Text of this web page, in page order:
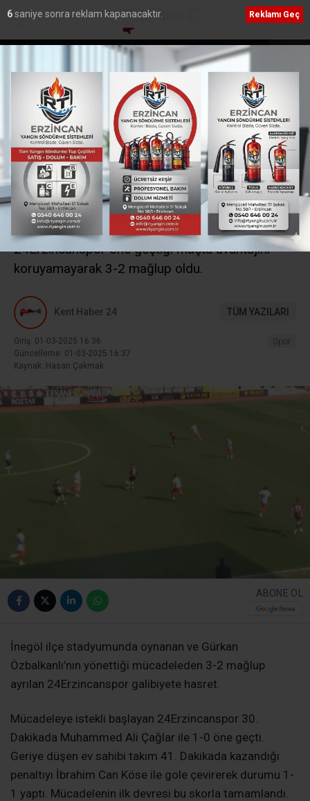
Erzincan’a Özel Eğitimde Dev Yatırım:
Eğitim Meslek Okulu İçin İmzalar Atıldı”
Ana Sayfa›Spor
24Erzincanspor
deplasmandan eli boş
döndü
TFF 2. Lig Beyaz gurup 24. Hafta
mücadelesinde İnegöl spora konuk olan
24Erzincanspor öne geçtiği maçta avantajını
koruyamayarak 3-2 mağlup oldu.
Kent Haber 24 TÜM YAZILARI
Giriş: 01-03-2025 16:36
Güncelleme: 01-03-2025 16:37
Kaynak: Hasan Çakmak
Spor
ABONE OL
İnegöl ilçe stadyumunda oynanan ve Gürkan
Özbalkanlı’nın yönettiği mücadeleden 3-2 mağlup
ayrılan 24Erzincanspor galibiyete hasret.
Mücadeleye istekli başlayan 24Erzincanspor 30.
Dakikada Muhammed Ali Çağlar ile 1-0 öne geçti.
Geriye düşen ev sahibi takım 41. Dakikada kazandığı
penaltıyı İbrahim Can Köse ile gole çevirerek durumu 1-
1 yaptı. Mücadelenin ilk devresi bu skorla tamamlandı.
5saniye sonra reklam kapanacaktır. Reklamı Geç